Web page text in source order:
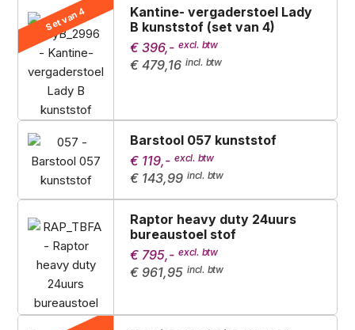
Set van 4
Kantine- vergaderstoel Lady
B kunststof (set van 4)
€ 396,-
€ 479,16
Barstool 057 kunststof
€ 119,-
€ 143,99
Raptor heavy duty 24uurs
bureaustoel stof
€ 795,-
€ 961,95